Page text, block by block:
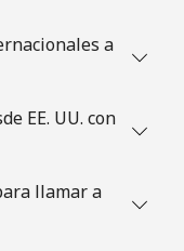
a
EE. UU. con
llamar a